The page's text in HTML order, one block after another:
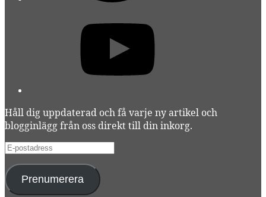
Håll dig uppdaterad och få varje ny artikel och
blogginlägg från oss direkt till din inkorg.
E-
Prenumerera